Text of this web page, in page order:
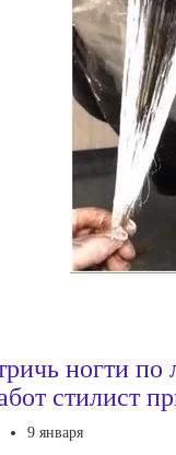
ногти
стилист
9 января